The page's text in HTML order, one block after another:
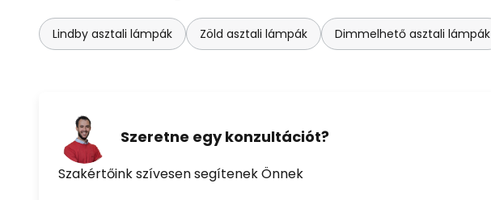
Lindby asztali lámpák Zöld asztali lámpák Dimmelhető asztali lámpák
Szeretne egy konzultációt?
Szakértőink szívesen segítenek Önnek